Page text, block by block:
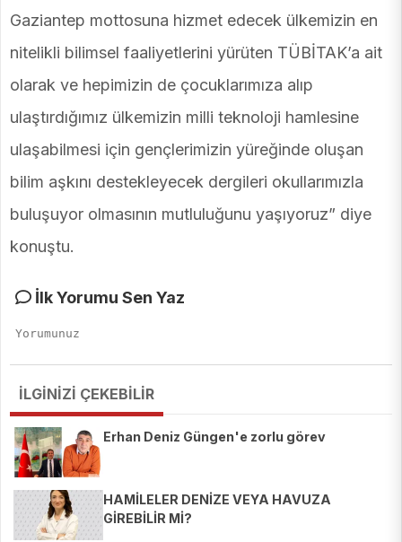
Gaziantep mottosuna hizmet edecek ülkemizin en
nitelikli bilimsel faaliyetlerini yürüten TÜBİTAK’a ait
olarak ve hepimizin de çocuklarımıza alıp
ulaştırdığımız ülkemizin milli teknoloji hamlesine
ulaşabilmesi için gençlerimizin yüreğinde oluşan
bilim aşkını destekleyecek dergileri okullarımızla
buluşuyor olmasının mutluluğunu yaşıyoruz” diye
konuştu.
İlk Yorumu Sen Yaz
İLGİNİZİ ÇEKEBİLİR
Erhan Deniz Güngen'e zorlu görev
HAMİLELER DENİZE VEYA HAVUZA
GİREBİLİR Mİ?